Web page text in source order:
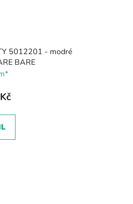
5012201 - modré
BARE